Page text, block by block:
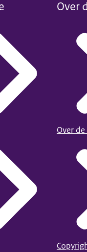
Over
Over